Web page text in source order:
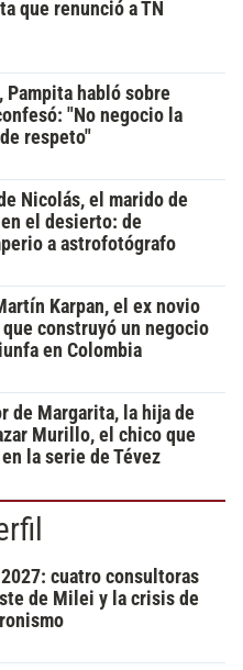
que renunció a TN
Pampita habló sobre
"No negocio la
respeto"
Nicolás, el marido de
el desierto: de
a astrofotógrafo
Karpan, el ex novio
construyó un negocio
en Colombia
de Margarita, la hija de
Murillo, el chico que
la serie de Tévez
cuatro consultoras
de Milei y la crisis de